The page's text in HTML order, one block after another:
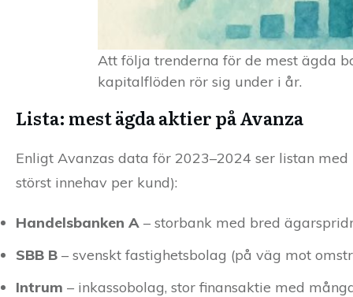
Att följa trenderna för de mest ägda
kapitalflöden rör sig under i år.
Lista: mest ägda aktier på Avanza
Enligt Avanzas data för 2023–2024 ser listan
störst innehav per kund):
Handelsbanken A – storbank med bred
SBB B – svenskt fastighetsbolag (på väg mot
Intrum – inkassobolag, stor finansaktie med